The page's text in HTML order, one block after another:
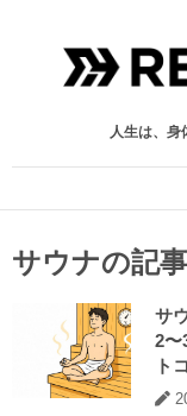
人生は、身
サウナの記
サ
2〜
ト